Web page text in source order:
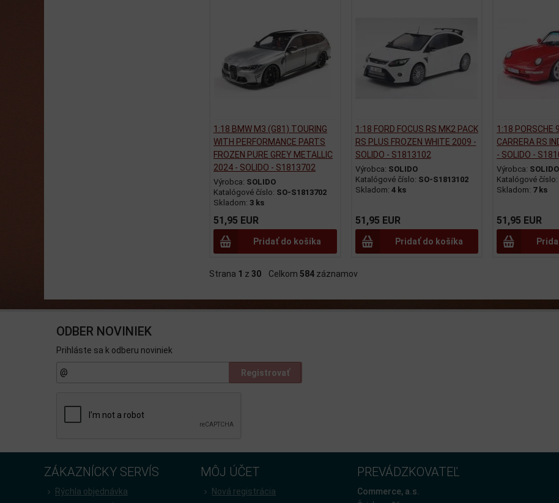
1:18 BMW M3 (G81) TOURING
WITH PERFORMANCE PARTS
FROZEN PURE GREY METALLIC
2024 - SOLIDO - S1813702
Výrobca: SOLIDO
Katalógové číslo: SO-S1813702
Skladom: 3 ks
51,95 EUR
Pridať do košíka
1:18 FORD FOCUS RS MK2 PACK
RS PLUS FROZEN WHITE 2009 -
SOLIDO - S1813102
Výrobca: SOLIDO
Katalógové číslo: SO-S1813102
Skladom: 4 ks
51,95 EUR
Pridať do košíka
1:18 PORSCHE
CARRERA RS
- SOLIDO -
Výrobca: SOLIDO
Katalógové číslo:
Skladom: 7 ks
51,95 EUR
Strana 1 z 30 Celkom 584 záznamov
ODBER NOVINIEK
Prihláste sa k odberu noviniek
Registrovať
ZÁKAZNÍCKY SERVÍS
Rýchla objednávka
MÔJ ÚČET
Nová registrácia
PREVÁDZKOVATEĽ
Commerce, a.s.